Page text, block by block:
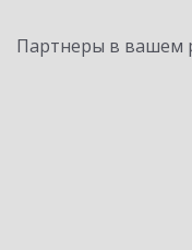
Партнеры в вашем